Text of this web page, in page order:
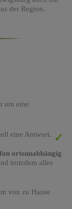
der Region.
um eine
eine Antwort.
ortsunabhängig
trotzdem alles
von zu Hause